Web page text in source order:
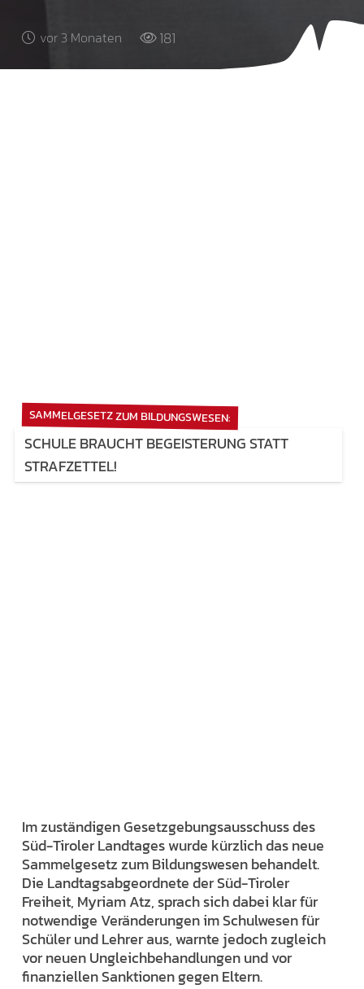
vor 3 Monaten 181
SAMMELGESETZ ZUM BILDUNGSWESEN:
SCHULE BRAUCHT BEGEISTERUNG STATT
STRAFZETTEL!
Im zuständigen Gesetzgebungsausschuss des
Süd-Tiroler Landtages wurde kürzlich das neue
Sammelgesetz zum Bildungswesen behandelt.
Die Landtagsabgeordnete der Süd-Tiroler
Freiheit, Myriam Atz, sprach sich dabei klar für
notwendige Veränderungen im Schulwesen für
Schüler und Lehrer aus, warnte jedoch zugleich
vor neuen Ungleichbehandlungen und vor
finanziellen Sanktionen gegen Eltern.